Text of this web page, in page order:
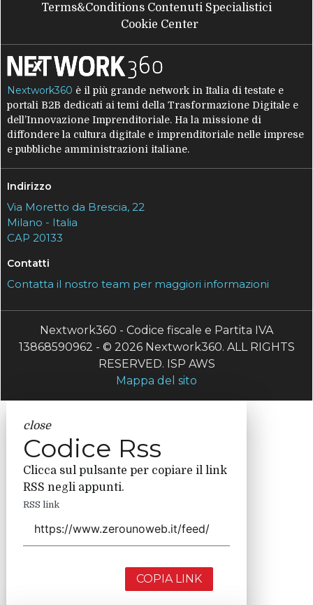
Terms&Conditions Contenuti Specialistici
Cookie Center
Nextwork360 è il più grande network in Italia di testate e
portali B2B dedicati ai temi della Trasformazione Digitale e
dell’Innovazione Imprenditoriale. Ha la missione di
diffondere la cultura digitale e imprenditoriale nelle imprese
e pubbliche amministrazioni italiane.
Indirizzo
Via Moretto da Brescia, 22
Milano - Italia
CAP 20133
Contatti
Contatta il nostro team per maggiori informazioni
Nextwork360 - Codice fiscale e Partita IVA
13868590962 - © 2026 Nextwork360. ALL RIGHTS
RESERVED. ISP AWS
Mappa del sito
close
Codice Rss
Clicca sul pulsante per copiare il link
RSS negli appunti.
RSS link
COPIA LINK